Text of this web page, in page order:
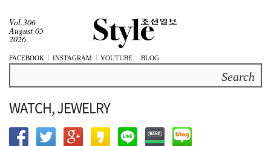
Vol.306
August 05
2026
FACEBOOK INSTAGRAM YOUTUBE BLOG
WATCH, JEWELRY